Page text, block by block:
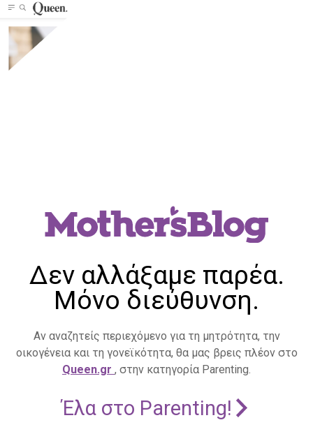
Δεν αλλάξαμε παρέα.
Μόνο διεύθυνση.
Αν αναζητείς περιεχόμενο για τη μητρότητα, την
οικογένεια και τη γονεϊκότητα, θα μας βρεις πλέον στο
Queen.gr , στην κατηγορία Parenting.
Έλα στο Parenting!